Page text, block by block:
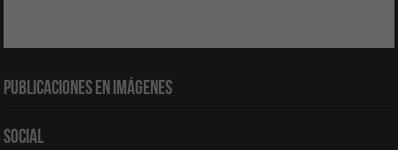
Publicaciones en Imágenes
Social